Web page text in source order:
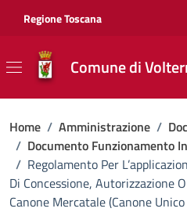
Regione Toscana
Comune di
Home / Amministrazione /
/ Documento Funzionamento
/ Regolamento Per
Di Concessione, Autorizzazione
Canone Mercatale (Canone